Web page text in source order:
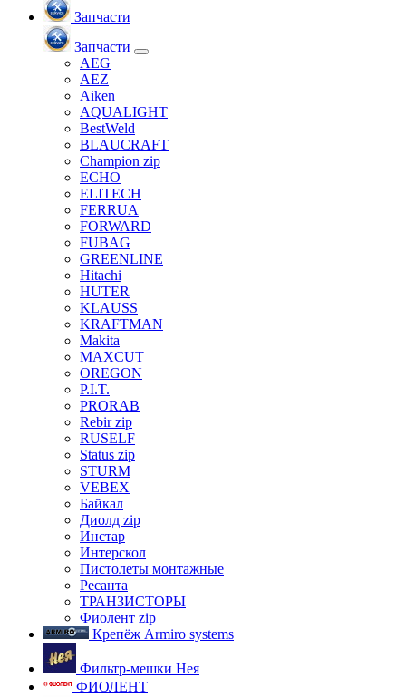
Запчасти
Запчасти
AEG
AEZ
Aiken
AQUALIGHT
BestWeld
BLAUCRAFT
Champion zip
ECHO
ELITECH
FERRUA
FORWARD
FUBAG
GREENLINE
Hitachi
HUTER
KLAUSS
KRAFTMAN
Makita
MAXCUT
OREGON
P.I.T.
PRORAB
Rebir zip
RUSELF
Status zip
STURM
VEBEX
Байкал
Диолд zip
Инстар
Интерскол
Пистолеты монтажные
Ресанта
ТРАНЗИСТОРЫ
Фиолент zip
Крепёж Armiro systems
Фильтр-мешки Нея
ФИОЛЕНТ